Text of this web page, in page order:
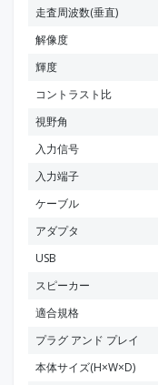
走査周波数(垂直)
解像度
輝度
コントラスト比
視野角
入力信号
入力端子
ケーブル
アダプタ
USB
スピーカー
適合規格
プラグ アンド プレイ
本体サイズ(H×W×D)